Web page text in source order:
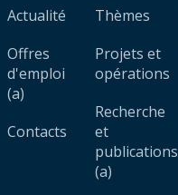
Actualité
Offres
d'emploi
(a)
Contacts
Thèmes
Projets et
opérations
Recherche
et
publications
(a)